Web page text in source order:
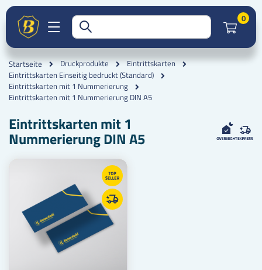
0
Startseite Druckprodukte
Eintrittskarten
Eintrittskarten Einseitig bedruckt (Standard)
Eintrittskarten mit 1 Nummerierung
Eintrittskarten mit 1 Nummerierung DIN A5
Eintrittskarten mit 1
Nummerierung DIN A5